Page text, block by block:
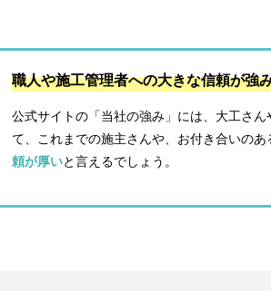
職人や施工管理者への大きな信頼が強
公式サイトの「当社の強み」には、大工さ
て、これまでの施主さんや、お付き合いの
頼が厚いと言えるでしょう。